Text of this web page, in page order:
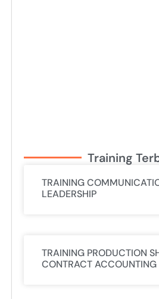
Training
TRAINING
LEADERSHIP
TRAINING PRODUCTION
CONTRACT